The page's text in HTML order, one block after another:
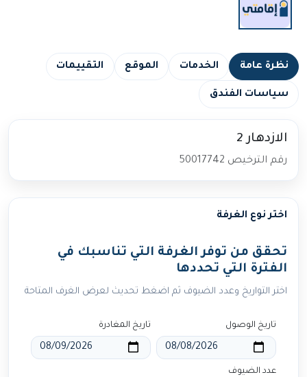
نظرة عامة الخدمات الموقع التقييمات
سياسات الفندق
الازدهار 2
رقم الترخيص 50017742
اختر نوع الغرفة
تحقق من توفر الغرفة التي تناسبك في
الفترة التي تحددها
اختر التواريخ وعدد الضيوف ثم اضغط تحديث لعرض الغرف المتاحة
تاريخ الوصول تاريخ المغادرة
عدد الضيوف